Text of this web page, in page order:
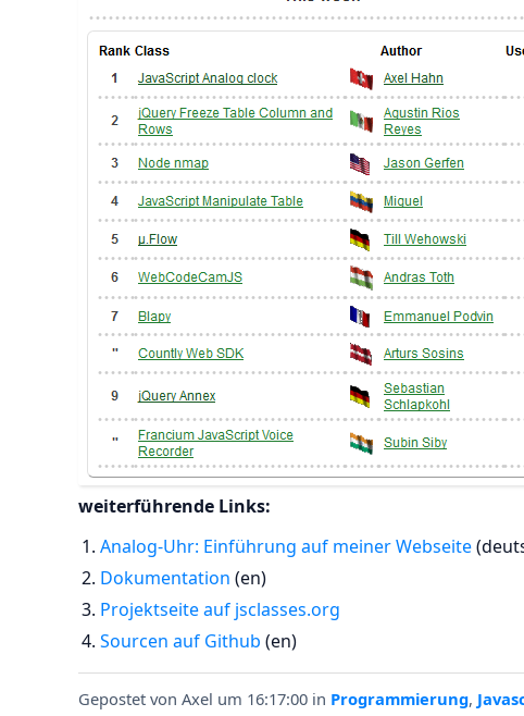
weiterführende Links:
Analog-Uhr: Einführung auf meiner Webseite
Dokumentation (en)
Projektseite auf jsclasses.org
Sourcen auf Github (en)
Gepostet von Axel um 16:17:00 in Programmierung,